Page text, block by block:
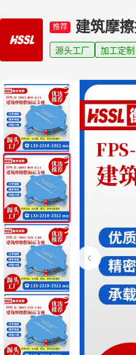
推荐 建筑摩
源头工厂 加工定制